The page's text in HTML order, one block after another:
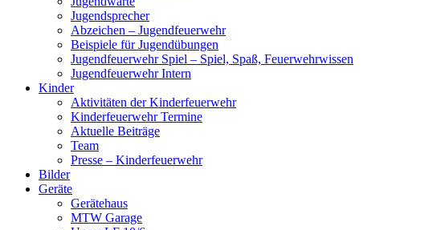
Jugendsprecher
Abzeichen – Jugendfeuerwehr
Beispiele für Jugendübungen
Jugendfeuerwehr Spiel – Spiel, Spaß, Feuerwehrwissen
Jugendfeuerwehr Intern
Kinder
Aktivitäten der Kinderfeuerwehr
Kinderfeuerwehr Termine
Aktuelle Beiträge
Team
Presse – Kinderfeuerwehr
Bilder
Geräte
Gerätehaus
MTW Garage